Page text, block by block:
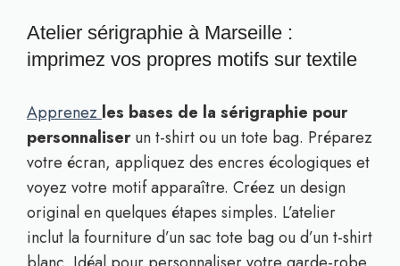
Atelier sérigraphie à Marseille :
imprimez vos propres motifs sur textile
Apprenez les bases de la sérigraphie pour
personnaliserun t-shirt ou un tote bag. Préparez
votre écran, appliquez des encres écologiques et
voyez votre motif apparaître. Créez un design
original en quelques étapes simples. L’atelier
inclut la fourniture d’un sac tote bag ou d’un t-shirt